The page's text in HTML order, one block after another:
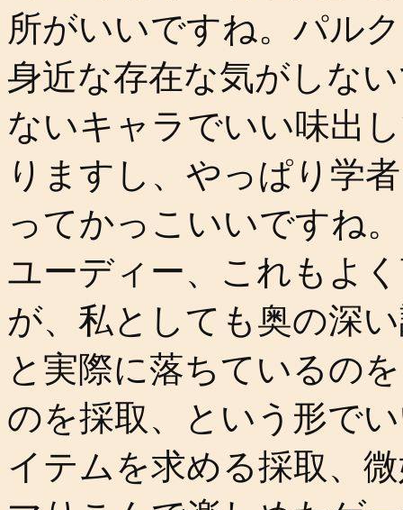
所がいいですね。パル
身近な存在な気がしな
ないキャラでいい味出
りますし、やっぱり学
ってかっこいいですね。
ユーディー、これもよ
が、私としても奥の深
と実際に落ちているの
のを採取、という形で
イテムを求める採取、